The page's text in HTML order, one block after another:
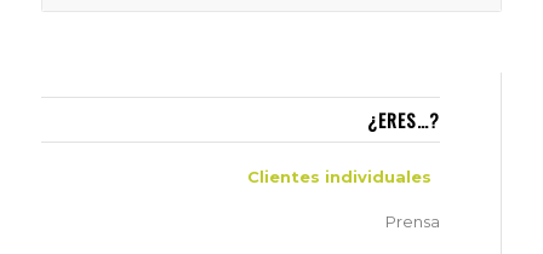
¿ERES…?
Clientes individuales
Prensa